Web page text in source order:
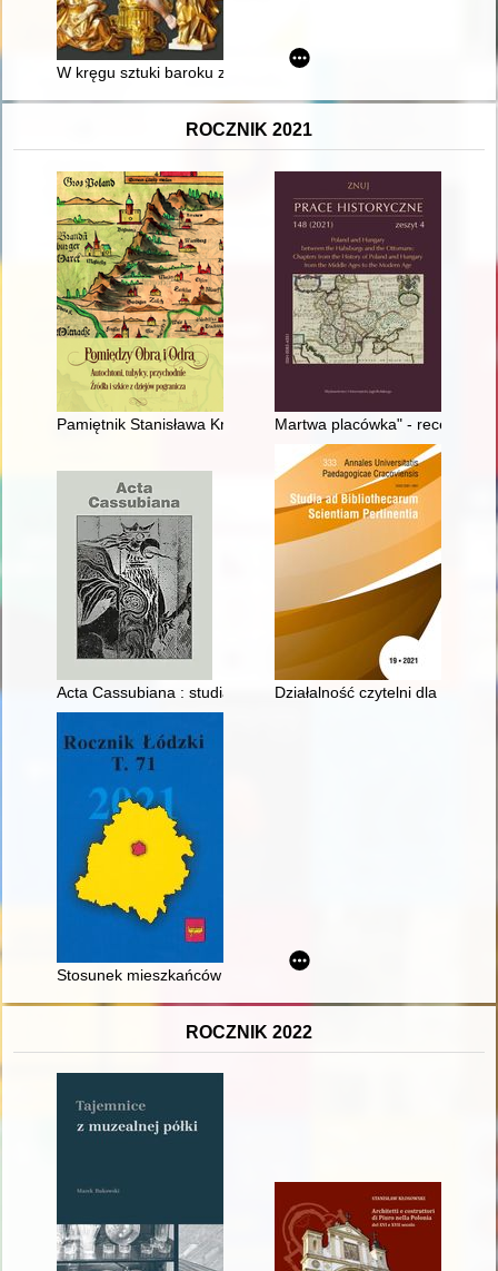
W kręgu sztuki baroku ze zbiorów Muzeum Archidiecezji
ROCZNIK 2021
Pamiętnik Stanisława Knaka - nauczyciela polskiej szkoły
Martwa placówka" - recenzja]
Acta Cassubiana : studia i materiały. T. 23 (2021)
Działalność czytelni dla
Stosunek mieszkańców powiatu radomszczańskiego do
ROCZNIK 2022